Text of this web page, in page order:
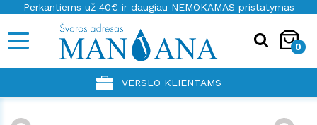
Perkantiems už 40€ ir daugiau NEMOKAMAS pristatymas
0
VERSLO KLIENTAMS